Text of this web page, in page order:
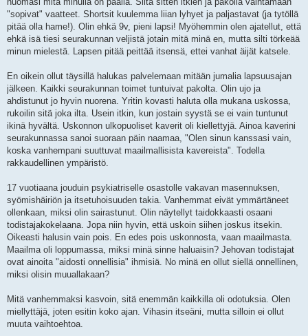
"sopivat" vaatteet. Shortsit kuulemma liian lyhyet ja paljastavat (ja tytöllä
pitää olla hame!). Olin ehkä 9v, pieni lapsi! Myöhemmin olen ajatellut, että
ehkä isä tiesi seurakunnan veljistä jotain mitä minä en, mutta silti törkeää
minun mielestä. Lapsen pitää peittää itsensä, ettei vanhat äijät katsele.
En oikein ollut täysillä halukas palvelemaan mitään jumalia lapsuusajan
jälkeen. Kaikki seurakunnan toimet tuntuivat pakolta. Olin ujo ja
ahdistunut jo hyvin nuorena. Yritin kovasti haluta olla mukana uskossa,
rukoilin sitä joka ilta. Usein itkin, kun jostain syystä se ei vain tuntunut
ikinä hyvältä. Uskonnon ulkopuoliset kaverit oli kiellettyjä. Ainoa kaverini
seurakunnassa sanoi suoraan päin naamaa, "Olen sinun kanssasi vain,
koska vanhempani suuttuvat maailmallisista kavereista". Todella
rakkaudellinen ympäristö.
17 vuotiaana jouduin psykiatriselle osastolle vakavan masennuksen,
syömishäiriön ja itsetuhoisuuden takia. Vanhemmat eivät ymmärtäneet
ollenkaan, miksi olin sairastunut. Olin näytellyt taidokkaasti osaani
todistajakokelaana. Jopa niin hyvin, että uskoin siihen joskus itsekin.
Oikeasti halusin vain pois. En edes pois uskonnosta, vaan maailmasta.
Maailma oli loppumassa, miksi minä sinne haluaisin? Jehovan todistajat
ovat ainoita "aidosti onnellisia" ihmisiä. No minä en ollut siellä onnellinen,
miksi olisin muuallakaan?
Mitä vanhemmaksi kasvoin, sitä enemmän kaikkilla oli odotuksia. Olen
miellyttäjä, joten esitin koko ajan. Vihasin itseäni, mutta silloin ei ollut
muuta vaihtoehtoa.